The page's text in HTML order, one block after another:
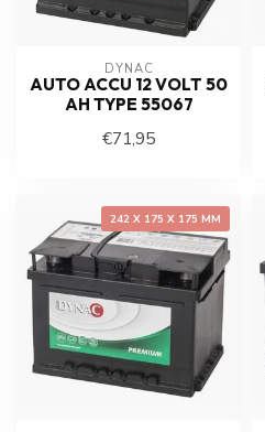
DYNAC
AUTO ACCU 12 VOLT 50
AH TYPE 55067
€71,95
242 X 175 X 175 MM